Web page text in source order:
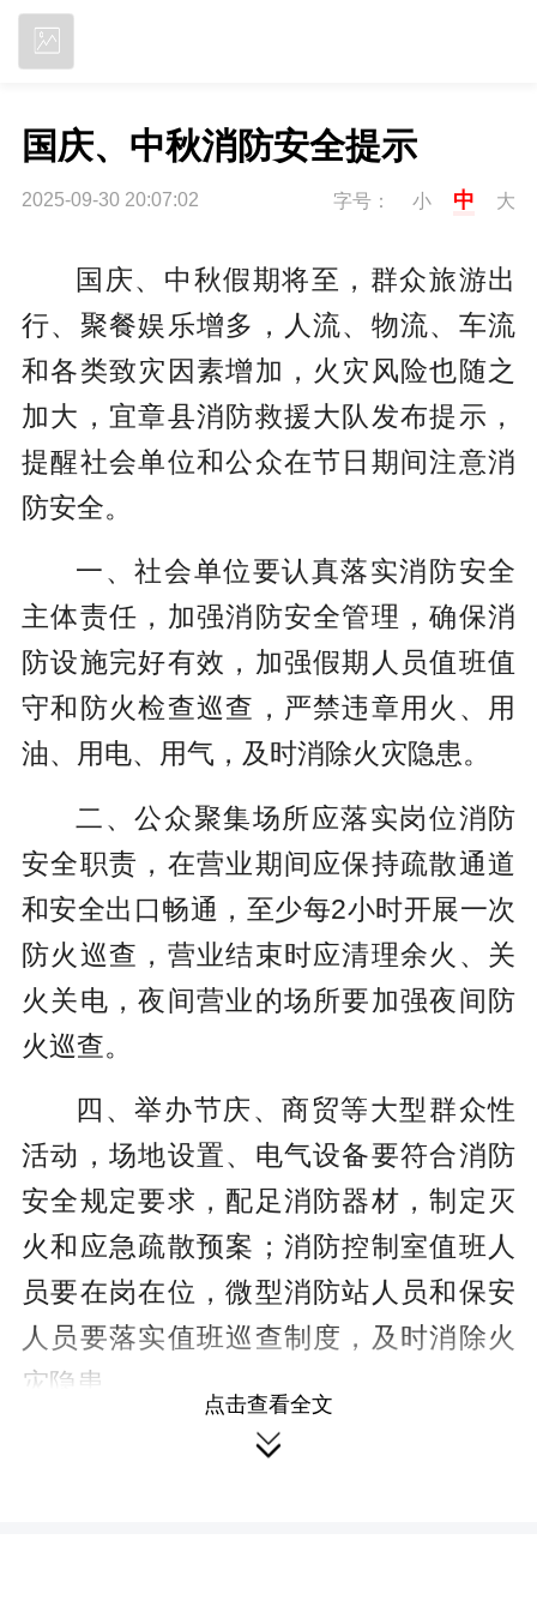
国庆、中秋消防安全提示
2025-09-30 20:07:02 字号： 小 中 大
国庆、中秋假期将至，群众旅游出
行、聚餐娱乐增多，人流、物流、车流
和各类致灾因素增加，火灾风险也随之
加大，宜章县消防救援大队发布提示，
提醒社会单位和公众在节日期间注意消
防安全。
一、社会单位要认真落实消防安全
主体责任，加强消防安全管理，确保消
防设施完好有效，加强假期人员值班值
守和防火检查巡查，严禁违章用火、用
油、用电、用气，及时消除火灾隐患。
二、公众聚集场所应落实岗位消防
安全职责，在营业期间应保持疏散通道
和安全出口畅通，至少每2小时开展一次
防火巡查，营业结束时应清理余火、关
火关电，夜间营业的场所要加强夜间防
火巡查。
四、举办节庆、商贸等大型群众性
活动，场地设置、电气设备要符合消防
安全规定要求，配足消防器材，制定灭
火和应急疏散预案；消防控制室值班人
员要在岗在位，微型消防站人员和保安
人员要落实值班巡查制度，及时消除火
灾隐患。
四、放假停工企业应关火断电，并
点击查看全文
